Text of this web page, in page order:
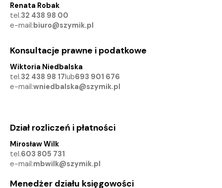
Renata Robak
tel.32 438 98 00
e-mail:biuro@szymik.pl
Konsultacje prawne i podatkowe
Wiktoria Niedbalska
tel.32 438 98 17lub693 901 676
e-mail:wniedbalska@szymik.pl
Dział rozliczeń i płatności
Mirosław Wilk
tel.603 805 731
e-mail:mbwilk@szymik.pl
Menedżer działu księgowości